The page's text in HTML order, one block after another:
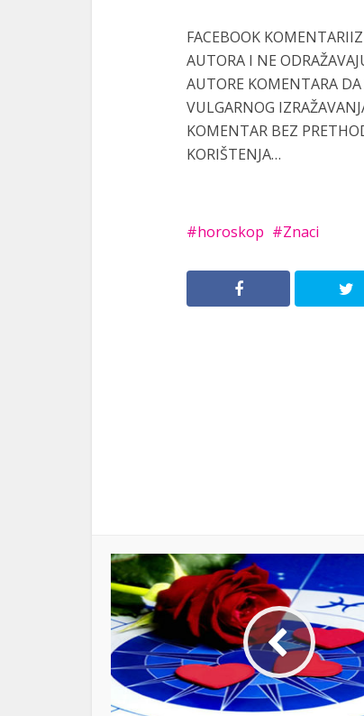
FACEBOOK
AUTORA I NE
AUTORE KOMENTARA DA
VULGARNOG
KOMENTAR BEZ
KORIŠTENJA…
horoskop Znaci